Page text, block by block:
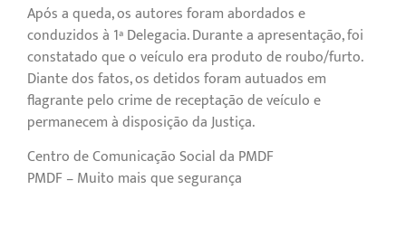
Após a queda, os autores foram abordados e
conduzidos à 1ª Delegacia. Durante a apresentação, foi
constatado que o veículo era produto de roubo/furto.
Diante dos fatos, os detidos foram autuados em
flagrante pelo crime de receptação de veículo e
permanecem à disposição da Justiça.
Centro de Comunicação Social da PMDF
PMDF – Muito mais que segurança